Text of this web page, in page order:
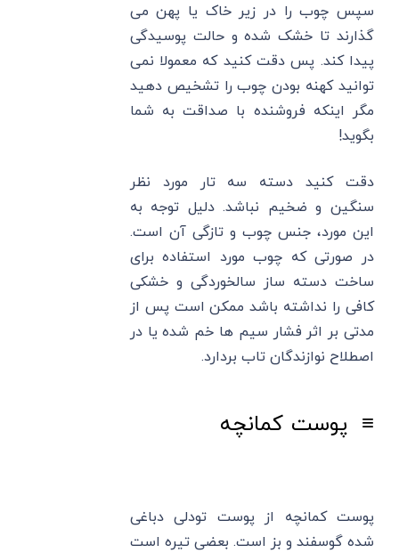
سپس چوب را در زیر خاک یا پهن می
گذارند تا خشک شده و حالت پوسیدگی
پیدا کند. پس دقت کنید که معمولا نمی
توانید کهنه بودن چوب را تشخیص دهید
مگر اینکه فروشنده با صداقت به شما
بگوید!
دقت کنید دسته سه تار مورد نظر
سنگین و ضخیم نباشد. دلیل توجه به
این مورد، جنس چوب و تازگی آن است.
در صورتی که چوب مورد استفاده برای
ساخت دسته ساز سالخوردگی و خشکی
کافی را نداشته باشد ممکن است پس از
مدتی بر اثر فشار سیم ها خم شده یا در
اصطلاح نوازندگان تاب بردارد.
≡ پوست کمانچه
پوست کمانچه از پوست تودلی دباغی
شده گوسفند و بز است. بعضی تیره است